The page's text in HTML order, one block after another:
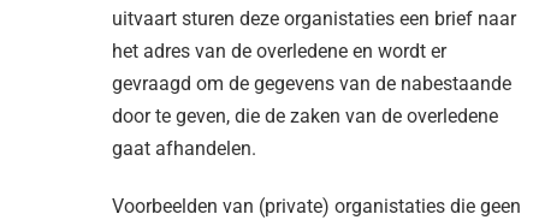
uitvaart sturen deze organistaties een brief naar
het adres van de overledene en wordt er
gevraagd om de gegevens van de nabestaande
door te geven, die de zaken van de overledene
gaat afhandelen.
Voorbeelden van (private) organistaties die geen